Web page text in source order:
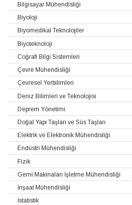
Bilgisayar Mühendisliği
Biyoloji
Biyomedikal Teknolojiler
Biyoteknoloji
Coğrafi Bilgi Sistemleri
Çevre Mühendisliği
Çevresel Yerbilimleri
Deniz Bilimleri ve Teknolojisi
Deprem Yönetimi
Doğal Yapı Taşları ve Süs Taşları
Elektrik ve Elektronik Mühendisliği
Endüstri Mühendisliği
Fizik
Gemi Makinaları İşletme Mühendisliği
İnşaat Mühendisliği
İstatistik